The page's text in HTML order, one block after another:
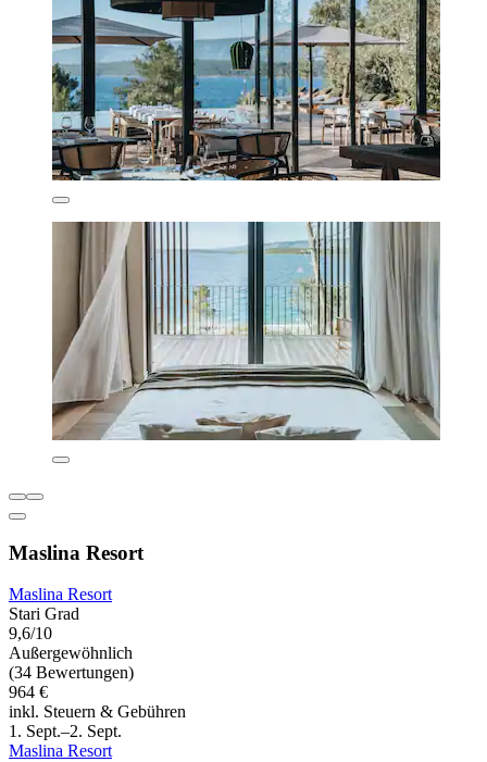
Maslina Resort
Maslina Resort
Stari Grad
9,6/10
Außergewöhnlich
(34 Bewertungen)
964 €
inkl. Steuern & Gebühren
1. Sept.–2. Sept.
Maslina Resort